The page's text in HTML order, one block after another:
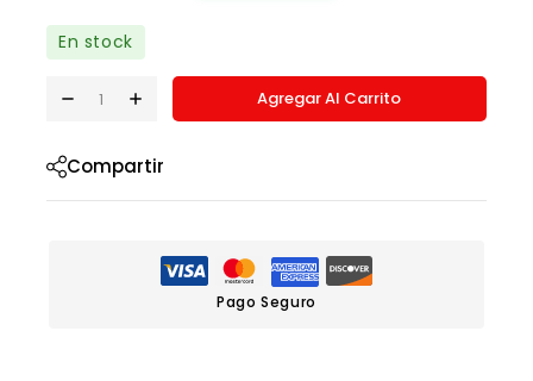
En stock
Agregar Al Carrito
Compartir
Pago Seguro